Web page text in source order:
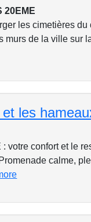
20EME
les cimetières du
murs de la ville sur
les
votre confort et le
calme,